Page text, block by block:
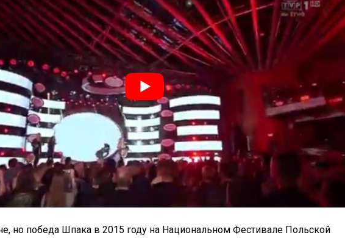
но победа Шпака в 2015 году на Национальном Фестивале Польской